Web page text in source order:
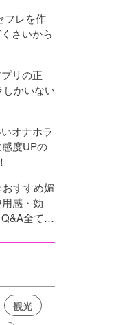
フレを作
さいから
リの正
かいない
オナホラ
度UPの
すすめ媚
感・効
全てを
観光